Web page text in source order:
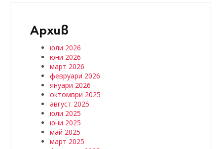
Архив
юли 2026
юни 2026
март 2026
февруари 2026
януари 2026
октомври 2025
август 2025
юли 2025
юни 2025
май 2025
март 2025